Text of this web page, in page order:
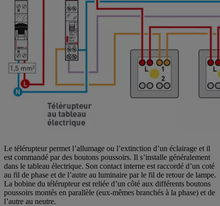
Le télérupteur permet l’allumage ou l’extinction d’un éclairage et il
est commandé par des boutons poussoirs. Il s’installe généralement
dans le tableau électrique. Son contact interne est raccordé d’un coté
au fil de phase et de l’autre au luminaire par le fil de retour de lampe.
La bobine du télérupteur est reliée d’un côté aux différents boutons
poussoirs montés en parallèle (eux-mêmes branchés à la phase) et de
l’autre au neutre.